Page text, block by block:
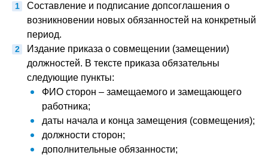
Составление и подписание допсоглашения о
возникновении новых обязанностей на конкретный
период.
Издание приказа о совмещении (замещении)
должностей. В тексте приказа обязательны
следующие пункты:
ФИО сторон – замещаемого и замещающего
работника;
даты начала и конца замещения (совмещения);
должности сторон;
дополнительные обязанности;